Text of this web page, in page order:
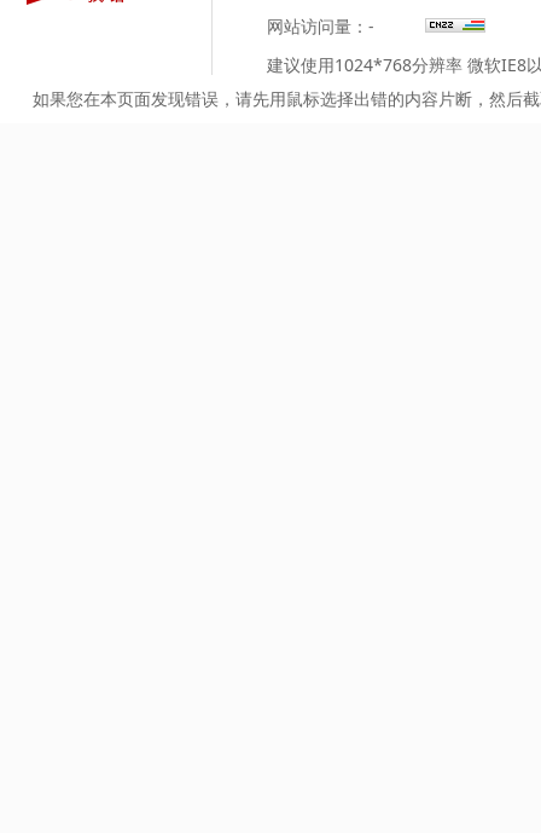
网站访问量： -
建议使用1024*768分辨率 微软IE8
如果您在本页面发现错误，请先用鼠标选择出错的内容片断，然后